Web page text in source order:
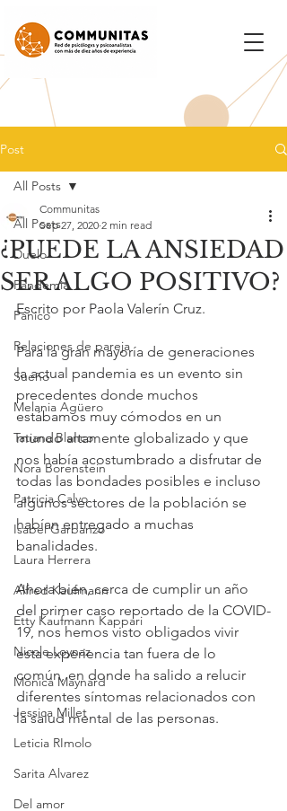
Post
All Posts
Duelo
Pandemia
Pánico
Relaciones de pareja
Sueño
Melania Agüero
Tatiana Blanco
Nora Borenstein
Patricia Calvo
Isabel Garbanzo
Laura Herrera
Alfred Kaufmann
Etty Kaufmann Kappari
Nicole Loynaz
Mónica Maynard
Jessica Millet
Leticia RImolo
Sarita Alvarez
Del amor
All Posts
¿PUEDE LA ANSIEDAD
SER ALGO POSITIVO?
Communitas
Sep 27, 2020 2 min read
Escrito por Paola Valerín Cruz.
Para la gran mayoría de generaciones
la actual pandemia es un evento sin
precedentes donde muchos
estábamos muy cómodos en un
mundo altamente globalizado y que
nos había acostumbrado a disfrutar de
todas las bondades posibles e incluso
algunos sectores de la población se
habían entregado a muchas
banalidades.
Ahora bien, cerca de cumplir un año
del primer caso reportado de la COVID-
19, nos hemos visto obligados vivir
esta experiencia tan fuera de lo
común, en donde ha salido a relucir
diferentes síntomas relacionados con
la salud mental de las personas.